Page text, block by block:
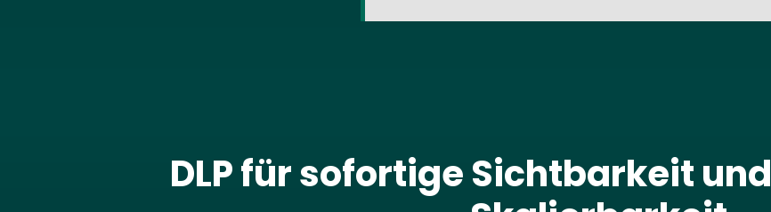
DLP für sofortige Sichtbarkeit